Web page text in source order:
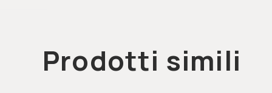
Prodotti simili